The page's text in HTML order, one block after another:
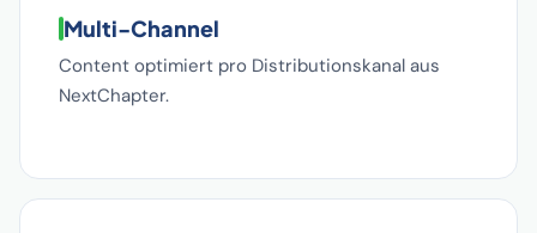
Multi-Channel
Content optimiert pro Distributionskanal aus
NextChapter.